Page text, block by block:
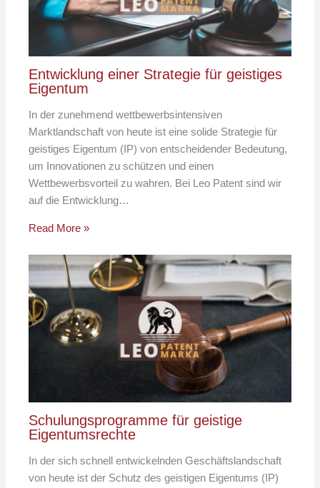
Entwicklung einer Strategie für geistiges
Eigentum
In der zunehmend wettbewerbsintensiven
Marktlandschaft von heute ist eine solide Strategie für
geistiges Eigentum (IP) von entscheidender Bedeutung,
um Innovationen zu schützen und einen
Wettbewerbsvorteil zu wahren. Bei Leo Patent sind wir
auf die Entwicklung…
Read More »
Schulungsprogramme für geistige
Eigentumsrechte
In der sich schnell entwickelnden Geschäftslandschaft
von heute ist der Schutz des geistigen Eigentums (IP)